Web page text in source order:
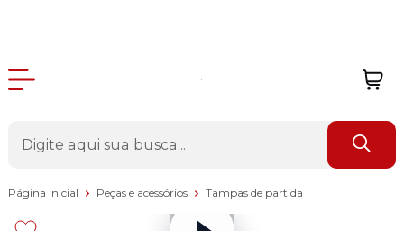
Página Inicial Peças e acessórios Tampas de partida